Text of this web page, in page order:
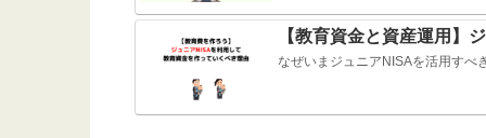
【教育資金と資産運用】
なぜいまジュニアNISAを活用すべ